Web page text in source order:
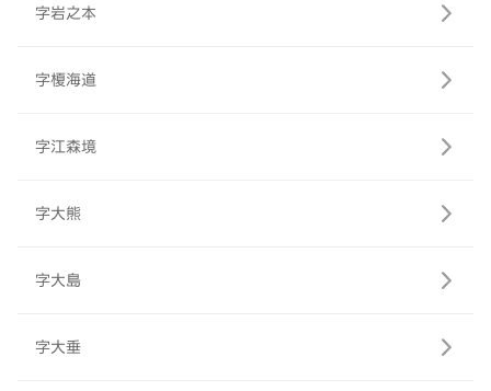
字岩之本
字榎海道
字江森境
字大熊
字大島
字大垂